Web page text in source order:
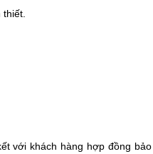
với khách hàng hợp đồng